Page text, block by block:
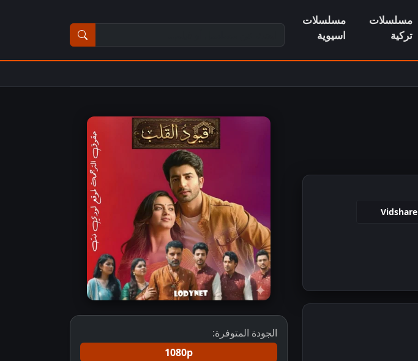
مسلسلات
تركية
مسلسلات
اسيوية
Vidshare
الجودة المتوفرة:
1080p